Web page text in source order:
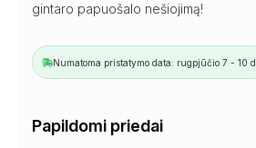
gintaro papuošalo nešiojimą!
Numatoma pristatymo data: rugpjūčio 7 - 10 d.
Papildomi priedai